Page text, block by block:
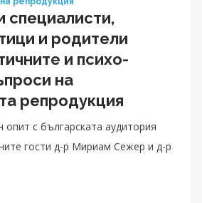
специалисти,
и родители
и психо-
на
репродукция
с българската аудитория
гости д-р Мириам Сежер и д-р